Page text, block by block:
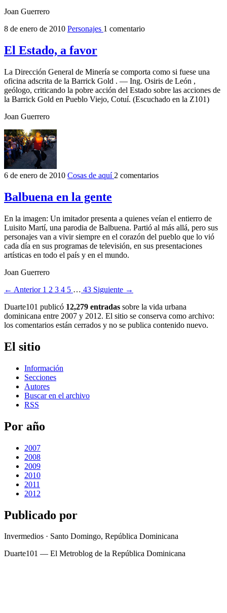
Joan Guerrero
8 de enero de 2010 Personajes 1 comentario
El Estado, a favor
La Dirección General de Minería se comporta como si fuese una
oficina adscrita de la Barrick Gold . — Ing. Osiris de León ,
geólogo, criticando la pobre acción del Estado sobre las acciones de
la Barrick Gold en Pueblo Viejo, Cotuí. (Escuchado en la Z101)
Joan Guerrero
6 de enero de 2010 Cosas de aquí 2 comentarios
Balbuena en la gente
En la imagen: Un imitador presenta a quienes veían el entierro de
Luisito Martí, una parodia de Balbuena. Partió al más allá, pero sus
personajes van a vivir siempre en el corazón del pueblo que lo vió
cada día en sus programas de televisión, en sus presentaciones
artísticas en todo el país y en el mundo.
Joan Guerrero
← Anterior 1 2 3 4 5 … 43 Siguiente →
Duarte101 publicó 12,279 entradas sobre la vida urbana
dominicana entre 2007 y 2012. El sitio se conserva como archivo:
los comentarios están cerrados y no se publica contenido nuevo.
El sitio
Información
Secciones
Autores
Buscar en el archivo
RSS
Por año
2007
2008
2009
2010
2011
2012
Publicado por
Invermedios · Santo Domingo, República Dominicana
Duarte101 — El Metroblog de la República Dominicana